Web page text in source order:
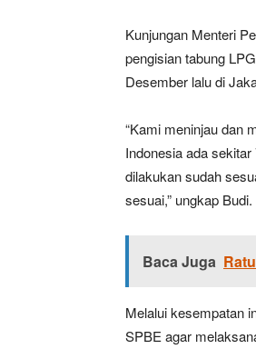
Kunjungan Menteri
pengisian tabung
Desember lalu di
“Kami meninjau dan
Indonesia ada
dilakukan sudah
sesuai,” ungkap Budi.
Baca Juga
Melalui kesempatan
SPBE agar